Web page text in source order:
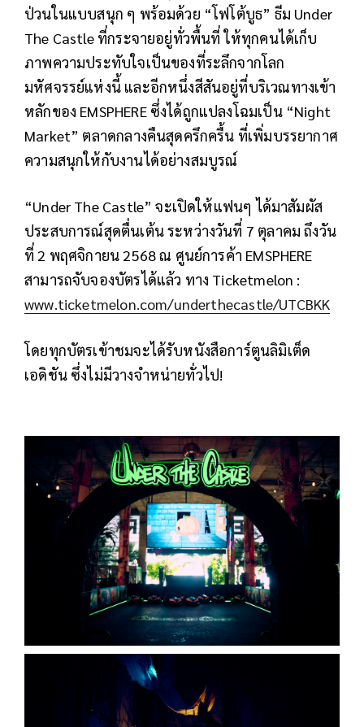
ป่วนในแบบสนุก ๆ พร้อมด้วย “โฟโต้บูธ” ธีม Under
The Castle ที่กระจายอยู่ทั่วพื้นที่ ให้ทุกคนได้เก็บ
ภาพความประทับใจเป็นของที่ระลึกจากโลก
มหัศจรรย์แห่งนี้ และอีกหนึ่งสีสันอยู่ที่บริเวณทางเข้า
หลักของ EMSPHERE ซึ่งได้ถูกแปลงโฉมเป็น “Night
Market” ตลาดกลางคืนสุดครึกครื้น ที่เพิ่มบรรยากาศ
ความสนุกให้กับงานได้อย่างสมบูรณ์
“Under The Castle” จะเปิดให้แฟนๆ ได้มาสัมผัส
ประสบการณ์สุดตื่นเต้น ระหว่างวันที่ 7 ตุลาคม ถึงวัน
ที่ 2 พฤศจิกายน 2568 ณ ศูนย์การค้า EMSPHERE
สามารถจับจองบัตรได้แล้ว ทาง Ticketmelon :
www.ticketmelon.com/underthecastle/UTCBKK
โดยทุกบัตรเข้าชมจะได้รับหนังสือการ์ตูนลิมิเต็ด
เอดิชัน ซึ่งไม่มีวางจำหน่ายทั่วไป!